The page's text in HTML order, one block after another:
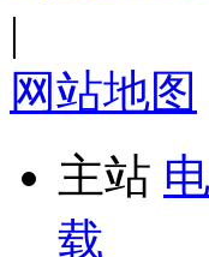
|
网站地图
主站
载